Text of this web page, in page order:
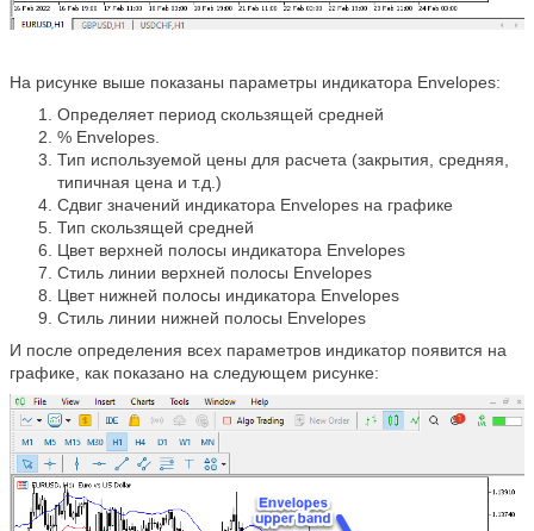
На рисунке выше показаны параметры индикатора Envelopes:
Определяет период скользящей средней
% Envelopes.
Тип используемой цены для расчета (закрытия, средняя,
типичная цена и т.д.)
Сдвиг значений индикатора Envelopes на графике
Тип скользящей средней
Цвет верхней полосы индикатора Envelopes
Стиль линии верхней полосы Envelopes
Цвет нижней полосы индикатора Envelopes
Стиль линии нижней полосы Envelopes
И после определения всех параметров индикатор появится на
графике, как показано на следующем рисунке: